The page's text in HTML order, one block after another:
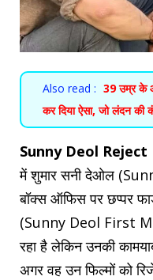
Also read : 39 उम्र के
कर दिया ऐसा, जो लंदन की
Sunny Deol Reject
में शुमार सनी देओल
बॉक्स ऑफिस पर छप्पर
(Sunny Deol First
रहा है लेकिन उनकी
अगर वह उन फिल्मों को